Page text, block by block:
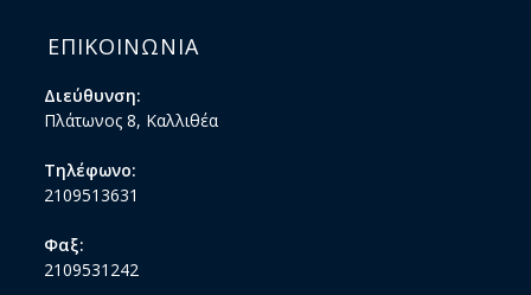
ΕΠΙΚΟΙΝΩΝΙΑ
Διεύθυνση:
Πλάτωνος 8, Καλλιθέα
Τηλέφωνο:
2109513631
Φαξ:
2109531242